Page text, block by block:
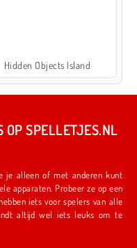
Hidden Objects Island
OP SPELLETJES.NL
anderen kunt
apparaten. Probeer ze op een
leuks om te